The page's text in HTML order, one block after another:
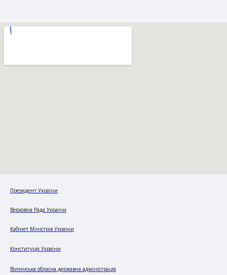
Президент України
Верховна Рада України
Кабінет Міністрів України
Конституція України
Волинська обласна державна адміністрація